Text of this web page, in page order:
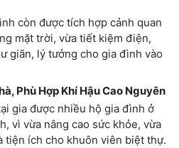
còn được tích hợp cảnh quan
mặt trời, vừa tiết kiệm điện,
giãn, lý tưởng cho gia đình vào
Phù Hợp Khí Hậu Cao Nguyên
gia được nhiều hộ gia đình ở
vì vừa nâng cao sức khỏe, vừa
tiện ích cho khuôn viên biệt thự.